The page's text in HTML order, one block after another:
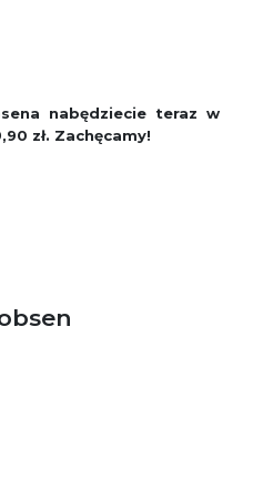
nabędziecie teraz w
zł. Zachęcamy!